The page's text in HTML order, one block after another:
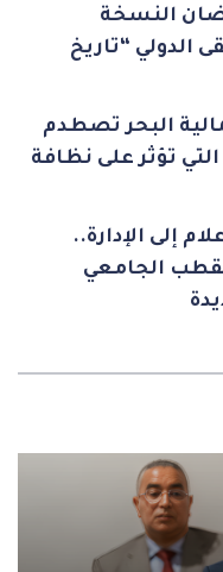
النسخة
الدولي “تاريخ
البحر تصطدم
تؤثر على نظافة
إلى الإدارة..
الجامعي